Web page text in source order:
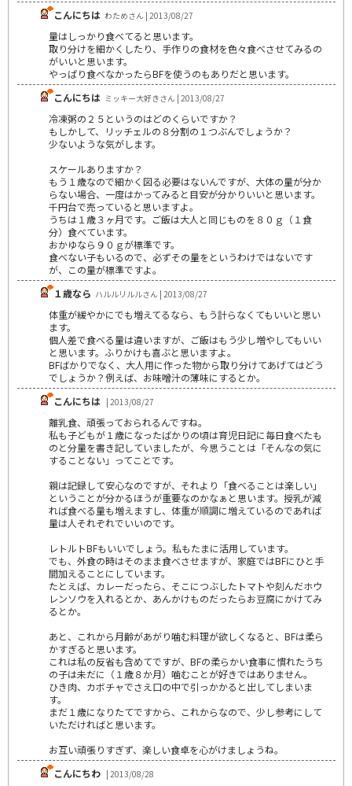
こんにちは わためさん | 2013/08/27
量はしっかり食べてると思います。
取り分けを細かくしたり、手作りの食材を色々食べさせてみるの
がいいと思います。
やっぱり食べなかったらBFを使うのもありだと思います。
こんにちは ミッキー大好きさん | 2013/08/27
冷凍粥の２５というのはどのくらいですか？
もしかして、リッチェルの８分割の１つぶんでしょうか？
少ないような気がします。
スケールありますか？
もう１歳なので細かく図る必要はないんですが、大体の量が分か
らない場合、一度はかってみると目安が分かりいいと思います。
千円台で売っていると思いますよ。
うちは１歳３ヶ月です。ご飯は大人と同じものを８０ｇ（１食
分）食べています。
おかゆなら９０ｇが標準です。
食べない子もいるので、必ずその量をというわけではないです
が、この量が標準ですよ。
１歳なら ハルルリルルさん | 2013/08/27
体重が緩やかにでも増えてるなら、もう計らなくてもいいと思い
ます。
個人差で食べる量は違いますが、ご飯はもう少し増やしてもいい
と思います。ふりかけも喜ぶと思いますよ。
BFばかりでなく、大人用に作った物から取り分けてあげてはどう
でしょうか？例えば、お味噌汁の薄味にするとか。
こんにちは | 2013/08/27
離乳食、頑張っておられるんですね。
私も子どもが１歳になったばかりの頃は育児日記に毎日食べたも
のと分量を書き記していましたが、今思うことは「そんなの気に
することない」ってことです。
親は記録して安心なのですが、それより「食べることは楽しい」
ということが分かるほうが重要なのかなぁと思います。授乳が減
れば食べる量も増えますし、体重が順調に増えているのであれば
量は人それぞれでいいのです。
レトルトBFもいいでしょう。私もたまに活用しています。
でも、外食の時はそのまま食べさせますが、家庭ではBFにひと手
間加えることにしています。
たとえば、カレーだったら、そこにつぶしたトマトや刻んだホウ
レンソウを入れるとか、あんかけものだったらお豆腐にかけてみ
るとか。
あと、これから月齢があがり噛む料理が欲しくなると、BFは柔ら
かすぎると思います。
これは私の反省も含めてですが、BFの柔らかい食事に慣れたうち
の子は未だに（１歳８か月）噛むことが好きではありません。
ひき肉、カボチャでさえ口の中で引っかかると出してしまいま
す。
まだ１歳になりたてですから、これからなので、少し参考にして
いただければと思います。
お互い頑張りすぎず、楽しい食卓を心がけましょうね。
こんにちわ | 2013/08/28